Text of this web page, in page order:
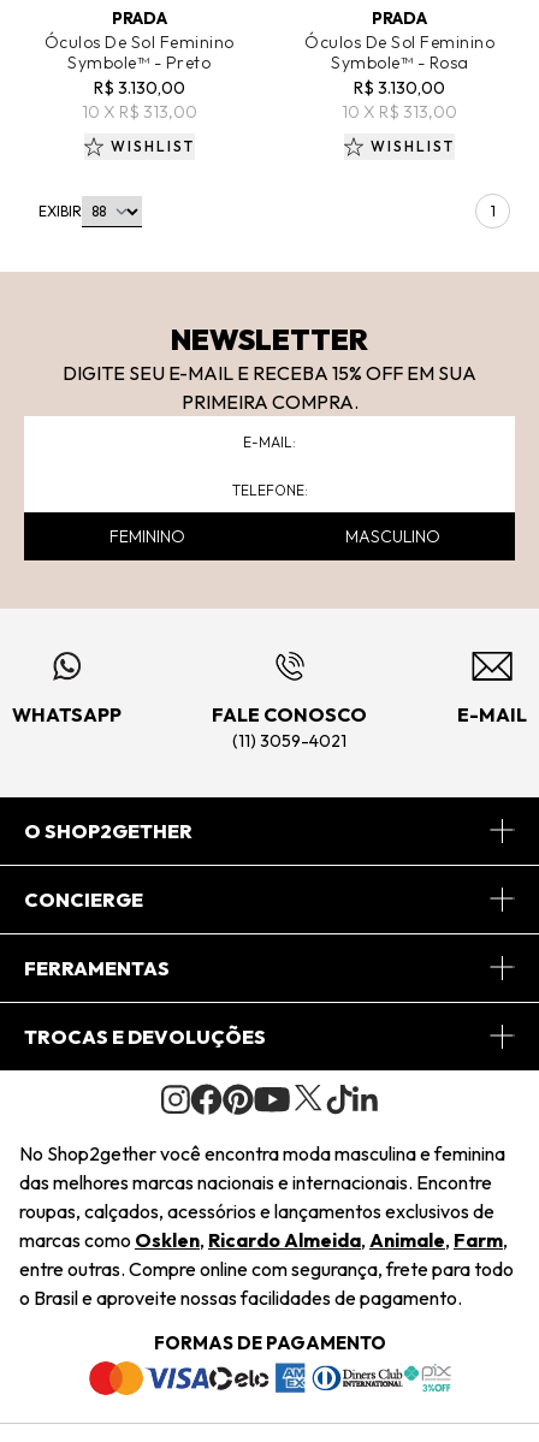
PRADA
Óculos De Sol Feminino
Symbole™ - Preto
R$ 3.130,00
10 X R$ 313,00
WISHLIST
PRADA
Óculos De Sol Feminino
Symbole™ - Rosa
R$ 3.130,00
10 X R$ 313,00
WISHLIST
EXIBIR 1
NEWSLETTER
DIGITE SEU E-MAIL E RECEBA 15% OFF EM SUA
PRIMEIRA COMPRA.
FEMININO MASCULINO
WHATSAPP FALE CONOSCO
(11) 3059-4021
E-MAIL
O SHOP2GETHER
Sobre Nós
Journal
Saiu na Mídia
Sustentabilidade
Navegando
Termos e Condições
Trabalhe Conosco
CONCIERGE
Central de Relacionamento
Regulamento e Promoções
FERRAMENTAS
Minha Conta
Pedido de Presente
Wishlist
TROCAS E DEVOLUÇÕES
Condições Gerais
Troca Fácil
Restituição de Pagamento
Dúvidas Frequentes
Termos e Condições
Política de Privacidade
No Shop2gether você encontra moda masculina e feminina
das melhores marcas nacionais e internacionais. Encontre
roupas, calçados, acessórios e lançamentos exclusivos de
marcas como Osklen, Ricardo Almeida, Animale, Farm,
entre outras. Compre online com segurança, frete para todo
o Brasil e aproveite nossas facilidades de pagamento.
FORMAS DE PAGAMENTO